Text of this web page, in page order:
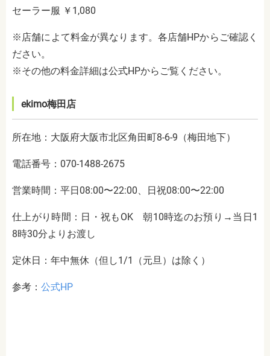
セーラー服 ￥1,080
※店舗によて料金が異なります。各店舗HPからご確認く
ださい。
※その他の料金詳細は公式HPからご覧ください。
ekimo梅田店
所在地：大阪府大阪市北区角田町8-6-9（梅田地下）
電話番号：070-1488-2675
営業時間：平日08:00〜22:00、日祝08:00〜22:00
仕上がり時間：日・祝もOK 朝10時迄のお預り→当日1
8時30分よりお渡し
定休日：年中無休（但し1/1（元旦）は除く）
参考： 公式HP